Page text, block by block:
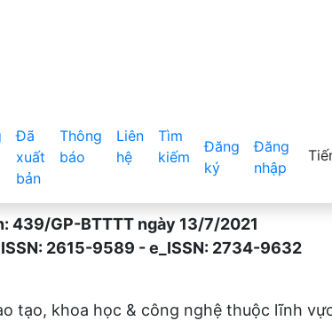
Đã
xuất
bản
Thông
báo
Liên
hệ
Tìm
kiếm
Đăng
ký
Đăng
nhập
GP-BTTTT ngày 13/7/2021
2615-9589 - e_ISSN: 2734-9632
tạo, khoa học & công nghệ thuộc lĩnh